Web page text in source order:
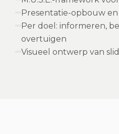
Presentatie-opbouw
Per doel: informeren,
overtuigen
Visueel ontwerp van